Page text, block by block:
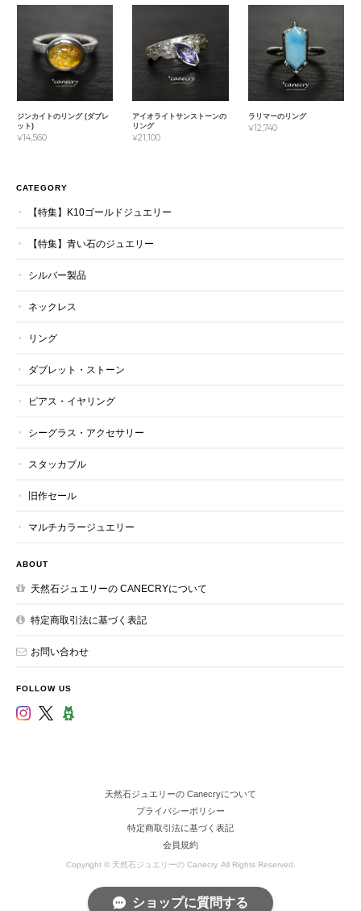
ジンカイトのリング (ダブレ
ット)
¥14,560
アイオライトサンストーンの
リング
¥21,100
ラリマーのリング
¥12,740
CATEGORY
【特集】K10ゴールドジュエリー
【特集】青い石のジュエリー
シルバー製品
ネックレス
リング
ダブレット・ストーン
ピアス・イヤリング
シーグラス・アクセサリー
スタッカブル
旧作セール
マルチカラージュエリー
ABOUT
天然石ジュエリーの CANECRYについて
特定商取引法に基づく表記
お問い合わせ
FOLLOW US
天然石ジュエリーの Canecryについて
プライバシーポリシー
特定商取引法に基づく表記
会員規約
Copyright © 天然石ジュエリーの Canecry. All Rights Reserved.
ショップに質問する